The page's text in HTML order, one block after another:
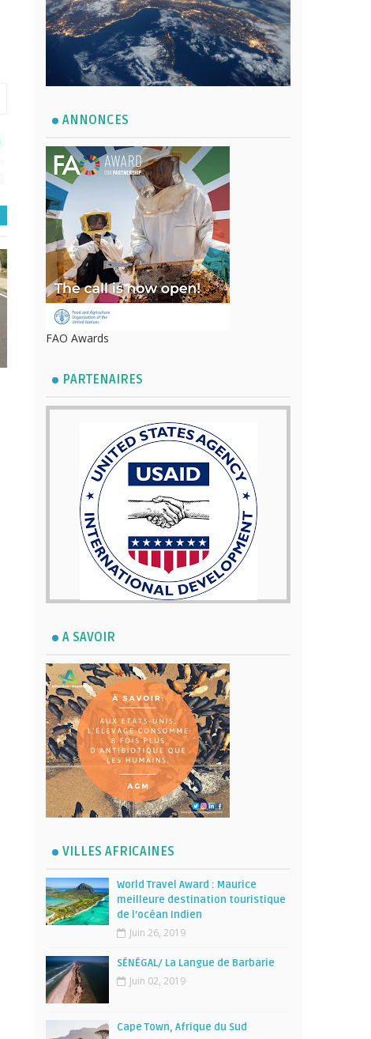
ANNONCES
FAO Awards
PARTENAIRES
A SAVOIR
VILLES AFRICAINES
World Travel Award : Maurice
meilleure destination touristique
de l’océan Indien
Juin 26, 2019
SÉNÉGAL/ La Langue de Barbarie
Juin 02, 2019
Cape Town, Afrique du Sud